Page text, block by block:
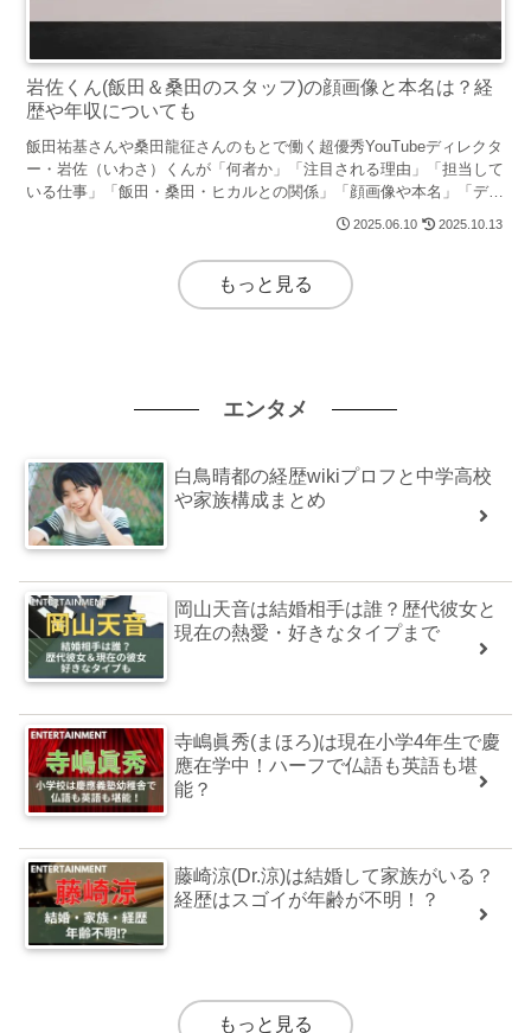
岩佐くん(飯田＆桑田のスタッフ)の顔画像と本名は？経
歴や年収についても
飯田祐基さんや桑田龍征さんのもとで働く超優秀YouTubeディレクタ
ー・岩佐（いわさ）くんが「何者か」「注目される理由」「担当して
いる仕事」「飯田・桑田・ヒカルとの関係」「顔画像や本名」「ディ
レクター経歴」「年収（予想）」について調査・紹介します。
2025.06.10 2025.10.13
もっと見る
エンタメ
白鳥晴都の経歴wikiプロフと中学高校
や家族構成まとめ
岡山天音は結婚相手は誰？歴代彼女と
現在の熱愛・好きなタイプまで
寺嶋眞秀(まほろ)は現在小学4年生で慶
應在学中！ハーフで仏語も英語も堪
能？
藤崎涼(Dr.涼)は結婚して家族がいる？
経歴はスゴイが年齢が不明！？
もっと見る